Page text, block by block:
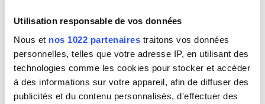
Utilisation responsable de vos données
Nous et nos 1022 partenaires traitons vos données
personnelles, telles que votre adresse IP, en utilisant des
technologies comme les cookies pour stocker et accéder
à des informations sur votre appareil, afin de diffuser des
publicités et du contenu personnalisés, d'effectuer des
Westerwald
Westerwald
Westerwald
fin XVIIe siècle